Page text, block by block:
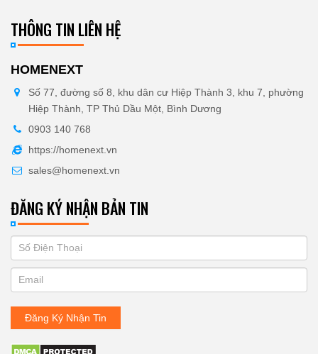
THÔNG TIN LIÊN HỆ
HOMENEXT
Số 77, đường số 8, khu dân cư Hiệp Thành 3, khu 7, phường
Hiệp Thành, TP Thủ Dầu Một, Bình Dương
0903 140 768
https://homenext.vn
sales@homenext.vn
ĐĂNG KÝ NHẬN BẢN TIN
ĐĂNG
KÝ
NHẬN
BẢN
TIN
you
are
human,
leave
this
Đăng Ký Nhận Tin